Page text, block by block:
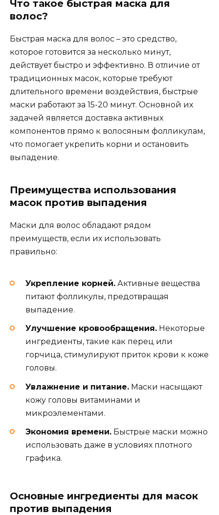
Что такое быстрая маска для
волос?
Быстрая маска для волос – это средство,
которое готовится за несколько минут,
действует быстро и эффективно. В отличие от
традиционных масок, которые требуют
длительного времени воздействия, быстрые
маски работают за 15-20 минут. Основной их
задачей является доставка активных
компонентов прямо к волосяным фолликулам,
что помогает укрепить корни и остановить
выпадение.
Преимущества использования
масок против выпадения
Маски для волос обладают рядом
преимуществ, если их использовать
правильно:
Укрепление корней. Активные вещества
питают фолликулы, предотвращая
выпадение.
Улучшение кровообращения. Некоторые
ингредиенты, такие как перец или
горчица, стимулируют приток крови к коже
головы.
Увлажнение и питание. Маски насыщают
кожу головы витаминами и
микроэлементами.
Экономия времени. Быстрые маски можно
использовать даже в условиях плотного
графика.
Основные ингредиенты для масок
против выпадения